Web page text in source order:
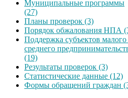
Муниципальные программы
(27)
Планы проверок (3)
Порядок обжалования НПА
Поддержка субъектов малого
среднего
(19)
Результаты проверок (3)
Статистические данные (12)
Формы обращений граждан